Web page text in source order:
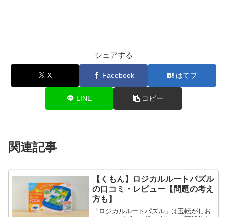
シェアする
X Facebook はてブ
LINE コピー
関連記事
【くもん】ロジカルルートパズル
の口コミ・レビュー【問題の考え
方も】
「ロジカルルートパズル」は玉転がしお